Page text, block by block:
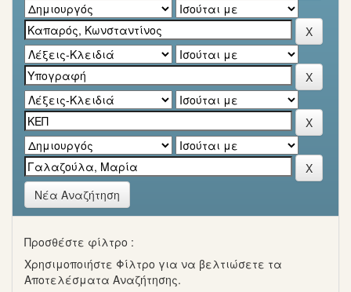
Νέα Αναζήτηση
Προσθέστε φίλτρο :
Χρησιμοποιήστε Φίλτρο για να βελτιώσετε τα
Αποτελέσματα Αναζήτησης.